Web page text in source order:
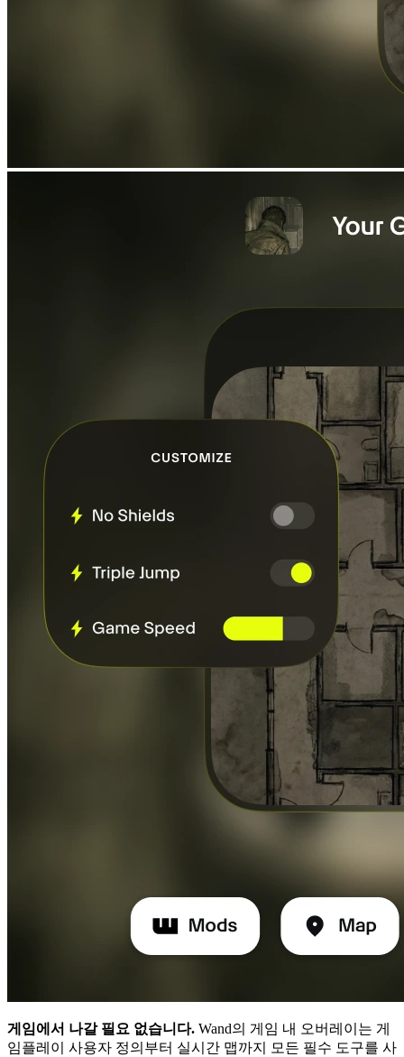
게임에서 나갈 필요 없습니다. Wand의 게임 내 오버레이는 게
임플레이 사용자 정의부터 실시간 맵까지 모든 필수 도구를 사